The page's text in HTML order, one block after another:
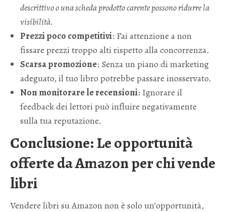
descrittivo o una scheda prodotto carente possono ridurre la
visibilità.
Prezzi poco competitivi: Fai attenzione a non
fissare prezzi troppo alti rispetto alla concorrenza.
Scarsa promozione: Senza un piano di marketing
adeguato, il tuo libro potrebbe passare inosservato.
Non monitorare le recensioni: Ignorare il
feedback dei lettori può influire negativamente
sulla tua reputazione.
Conclusione: Le opportunità
offerte da Amazon per chi vende
libri
Vendere libri su Amazon non è solo un’opportunità,